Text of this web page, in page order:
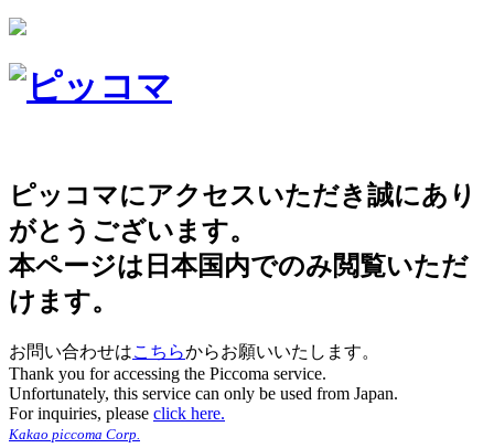
ピッコマにアクセスいただき誠にあり
がとうございます。
本ページは日本国内でのみ閲覧いただ
けます。
お問い合わせはこちらからお願いいたします。
Thank you for accessing the Piccoma service.
Unfortunately, this service can only be used from Japan.
For inquiries, please click here.
Kakao piccoma Corp.